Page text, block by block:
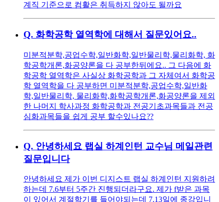
계직 기준으로 컴활은 취득하지 않아도 될까요
Q. 화학공학 열역학에 대해서 질문있어요..
미분적분학,공업수학,일반화학,일반물리학,물리화학, 화
학공학개론,화공양론을 다 공부한뒤에요.. 그 다음에 화
학공학 열역학은 사실상 화학공학과 그 자체여서 화학공
학 열역학을 다 공부하면 미분적분학,공업수학,일반화
학,일반물리학, 물리화학,화학공학개론,화공양론을 제외
한 나머지 학사과정 화학공학과 전공기초과목들과 전공
심화과목들을 쉽게 공부 할수있나요??
Q. 안녕하세요 랩실 하계인턴 교수님 메일관련
질문입니다
안녕하세요 제가 이번 디지스트 랩실 하계인턴 지원하려
하는데 7.6부터 5주간 진행되더라구요. 제가 f받은 과목
이 있어서 계절학기를 들어야되는데 7.13일에 종강입니